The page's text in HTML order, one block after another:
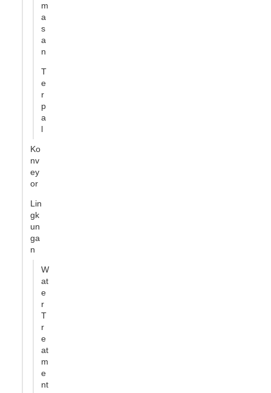
m
a
s
a
n
T
e
r
p
a
l
Ko
nv
ey
or
Lin
gk
un
ga
n
W
at
e
r
T
r
e
at
m
e
nt